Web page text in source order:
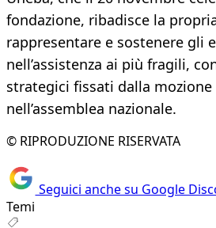
fondazione, ribadisce la
rappresentare e sostenere gli
nell’assistenza ai più fragili,
strategici fissati dalla mozione
nell’assemblea nazionale.
© RIPRODUZIONE RISERVATA
Seguici anche su Google
Temi